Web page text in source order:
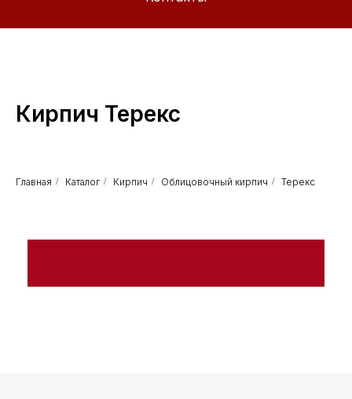
Кирпич Терекс
Главная / Каталог / Кирпич / Облицовочный кирпич / Терекс